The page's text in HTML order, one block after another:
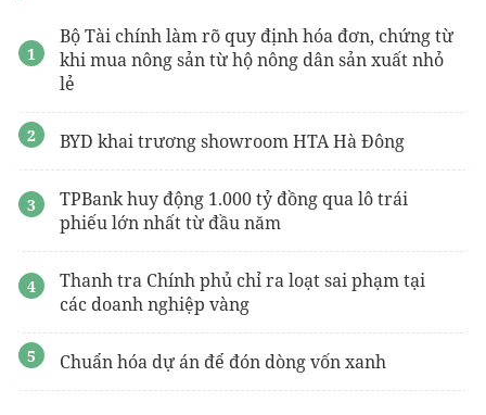
Bộ Tài chính làm rõ quy định hóa đơn, chứng từ
khi mua nông sản từ hộ nông dân sản xuất nhỏ
lẻ
BYD khai trương showroom HTA Hà Đông
TPBank huy động 1.000 tỷ đồng qua lô trái
phiếu lớn nhất từ đầu năm
Thanh tra Chính phủ chỉ ra loạt sai phạm tại
các doanh nghiệp vàng
Chuẩn hóa dự án để đón dòng vốn xanh